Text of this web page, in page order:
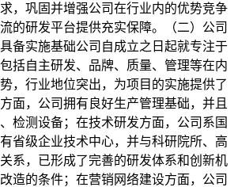
，巩固并增强公司在行业内的优势竞争
的研发平台提供充实保障。（二）公司
备实施基础公司自成立之日起就专注于
括自主研发、品牌、质量、管理等在内
，行业地位突出，为项目的实施提供了
面，公司拥有良好生产管理基础，并且
检测设备；在技术研发方面，公司系国
省级企业技术中心，并与科研院所、高
系，已形成了完善的研发体系和创新机
造的条件；在营销网络建设方面，公司